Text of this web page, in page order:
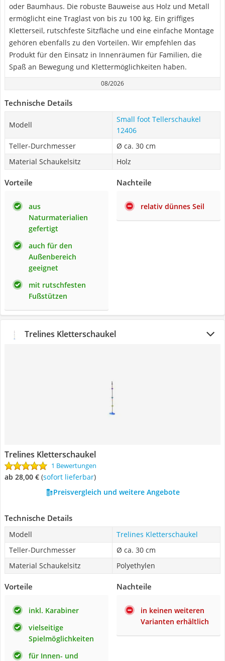
oder Baumhaus. Die robuste Bauweise aus Holz und Metall
ermöglicht eine Traglast von bis zu 100 kg. Ein griffiges
Kletterseil, rutschfeste Sitzfläche und eine einfache Montage
gehören ebenfalls zu den Vorteilen. Wir empfehlen das
Produkt für den Einsatz in Innenräumen für Familien, die
Spaß an Bewegung und Klettermöglichkeiten haben.
08/2026
Technische Details
Modell
Small foot Tellerschaukel
12406
Teller-Durchmesser
Ø ca. 30 cm
Material Schaukelsitz
Holz
Vorteile
aus
Naturmaterialien
gefertigt
auch für den
Außenbereich
geeignet
mit rutschfesten
Fußstützen
Nachteile
relativ dünnes Seil
Trelines Kletterschaukel
Trelines Kletterschaukel
1 Bewertungen
ab 28,00 € ( Sofort lieferbar)
Preisvergleich und weitere Angebote
Technische Details
Modell
Trelines Kletterschaukel
Teller-Durchmesser
Ø ca. 30 cm
Material Schaukelsitz
Polyethylen
Vorteile
inkl. Karabiner
vielseitige
Spielmöglichkeiten
für Innen- und
Nachteile
in keinen weiteren
Varianten erhältlich